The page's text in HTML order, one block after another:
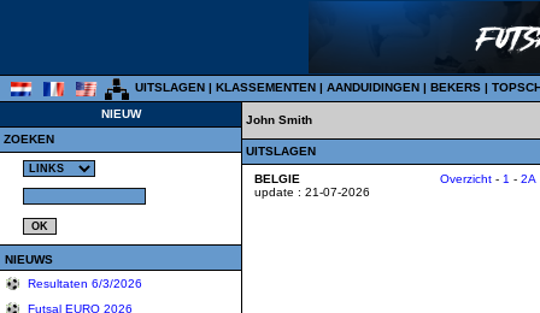
UITSLAGEN | KLASSEMENTEN | AANDUIDINGEN | BEKERS |
NIEUW
ZOEKEN
NIEUWS
Resultaten 6/3/2026
Futsal EURO 2026
John Smith
UITSLAGEN
BELGIE
update : 21-07-2026
Overzicht - 1 - 2A